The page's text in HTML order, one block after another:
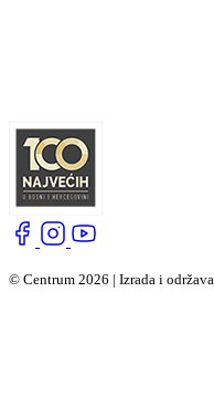
© Centrum 2026 | Izrada i